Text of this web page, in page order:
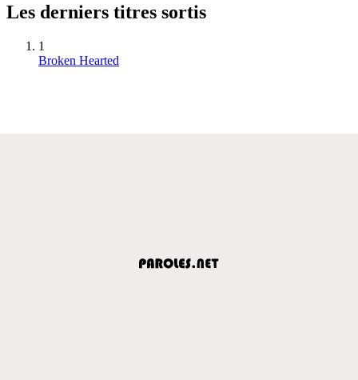
Les derniers titres sortis
1
Broken Hearted